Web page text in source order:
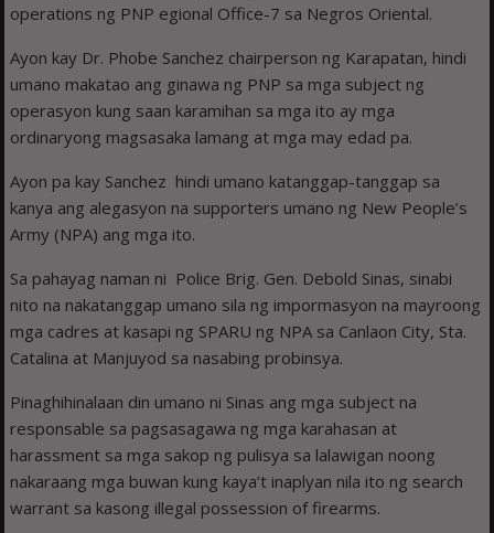
operations ng PNP egional Office-7 sa Negros Oriental.
Ayon kay Dr. Phobe Sanchez chairperson ng Karapatan, hindi
umano makatao ang ginawa ng PNP sa mga subject ng
operasyon kung saan karamihan sa mga ito ay mga
ordinaryong magsasaka lamang at mga may edad pa.
Ayon pa kay Sanchez hindi umano katanggap-tanggap sa
kanya ang alegasyon na supporters umano ng New People’s
Army (NPA) ang mga ito.
Sa pahayag naman ni Police Brig. Gen. Debold Sinas, sinabi
nito na nakatanggap umano sila ng impormasyon na mayroong
mga cadres at kasapi ng SPARU ng NPA sa Canlaon City, Sta.
Catalina at Manjuyod sa nasabing probinsya.
Pinaghihinalaan din umano ni Sinas ang mga subject na
responsable sa pagsasagawa ng mga karahasan at
harassment sa mga sakop ng pulisya sa lalawigan noong
nakaraang mga buwan kung kaya’t inaplyan nila ito ng search
warrant sa kasong illegal possession of firearms.